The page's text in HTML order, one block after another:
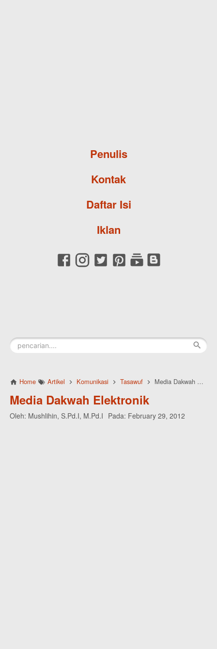
Penulis
Kontak
Daftar Isi
Iklan
Home Artikel Komunikasi Tasawuf Media Dakwah Elektronik
Media Dakwah Elektronik
Oleh: Mushlihin, S.Pd.I, M.Pd.I Pada: February 29, 2012